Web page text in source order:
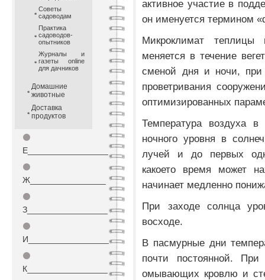
Советы
садоводам
Практика
садоводов-
опытников
Журналы и
газеты online
для дачников
Домашние
животные
Доставка
продуктов
⚫
Е_________________
⚫
Ж________________
⚫
З_________________
⚫
И_________________
⚫
К_________________
активное участие в
он именуется термином
Микроклимат
меняется в течение
сменой дня и ночи, при
проветривания
оптимизированных
Температура воздуха
ночного уровня в
лучей и до первых
какое­то время может
начинает медленно
При заходе солнца
восходе.
В пасмурные дни
почти постоянной.
омывающих кровлю и